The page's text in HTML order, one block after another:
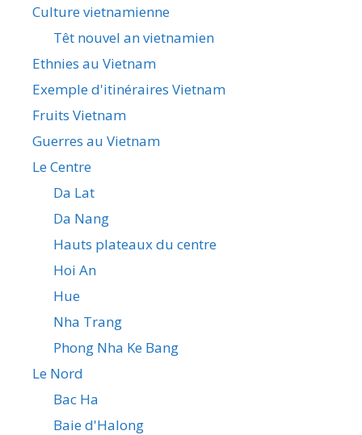
Culture vietnamienne
Têt nouvel an vietnamien
Ethnies au Vietnam
Exemple d'itinéraires Vietnam
Fruits Vietnam
Guerres au Vietnam
Le Centre
Da Lat
Da Nang
Hauts plateaux du centre
Hoi An
Hue
Nha Trang
Phong Nha Ke Bang
Le Nord
Bac Ha
Baie d'Halong